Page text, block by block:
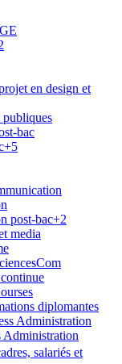
en design et
bac
post-bac+2
media
diplomantes
Administration
salariés et